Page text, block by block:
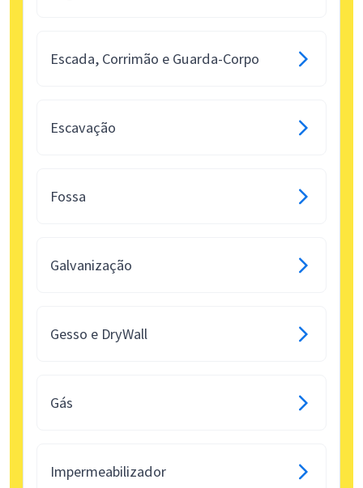
Escada, Corrimão e Guarda-Corpo
Escavação
Fossa
Galvanização
Gesso e DryWall
Gás
Impermeabilizador